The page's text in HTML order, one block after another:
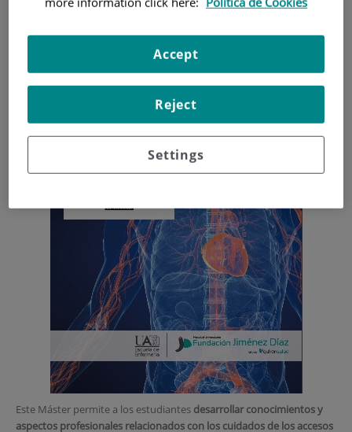
Este Máster permite a los estudiantes desarrollar conocimientos y
aspectos profesionales relacionados con los cuidados de los accesos
Settings
Reject
Accept